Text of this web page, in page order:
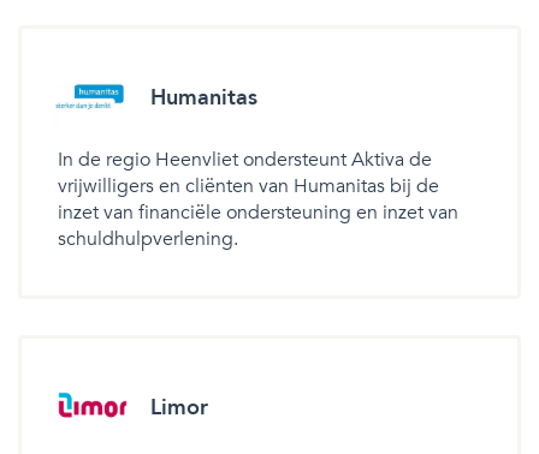
Humanitas
In de regio Heenvliet ondersteunt Aktiva de
vrijwilligers en cliënten van Humanitas bij de
inzet van financiële ondersteuning en inzet van
schuldhulpverlening.
Limor